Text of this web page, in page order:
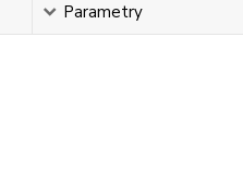
Parametry